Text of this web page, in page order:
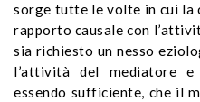
sorge tutte le volte in cui la
rapporto causale con
sia richiesto un nesso
l’attività del mediatore e
essendo sufficiente, che il